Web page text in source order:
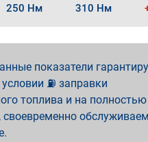
250 Нм 310 Нм
показатели
⛽ заправки
топлива и на полностью
своевременно